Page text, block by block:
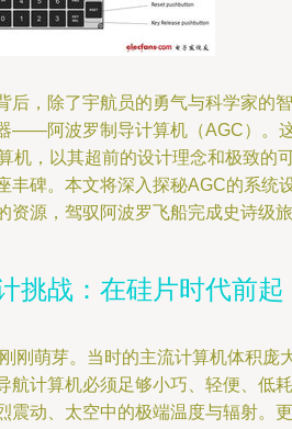
后，除了宇航员的勇气与科学家的智
——阿波罗制导计算机（AGC）。
机，以其超前的设计理念和极致的
丰碑。本文将深入探秘AGC的系统
资源，驾驭阿波罗飞船完成史诗级旅
挑战：在硅片时代前起
刚萌芽。当时的主流计算机体积庞
航计算机必须足够小巧、轻便、低耗
震动、太空中的极端温度与辐射。更